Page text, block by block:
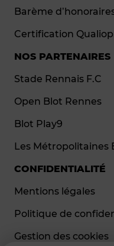
Barème
Certification
NOS PARTENAIRES
Stade Rennais F.C
Open Blot Rennes
Blot Play9
Les Métropolitaines
CONFIDENTIALITÉ
Mentions légales
Politique de
Gestion des cookies